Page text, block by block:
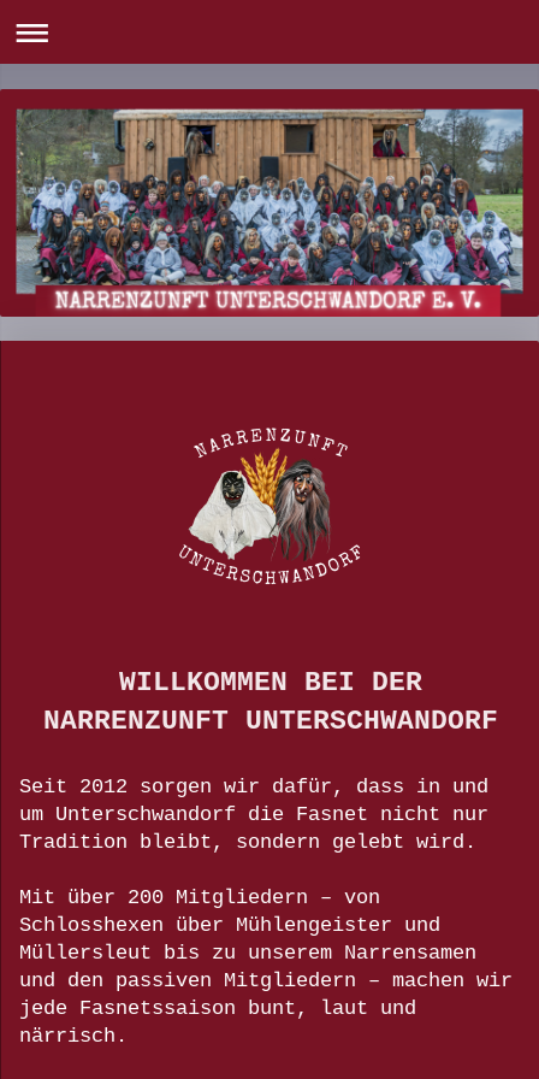
WILLKOMMEN BEI DER
NARRENZUNFT UNTERSCHWANDORF
Seit 2012 sorgen wir dafür, dass in und
um Unterschwandorf die Fasnet nicht nur
Tradition bleibt, sondern gelebt wird.
Mit über 200 Mitgliedern – von
Schlosshexen über Mühlengeister und
Müllersleut bis zu unserem Narrensamen
und den passiven Mitgliedern – machen wir
jede Fasnetssaison bunt, laut und
närrisch.